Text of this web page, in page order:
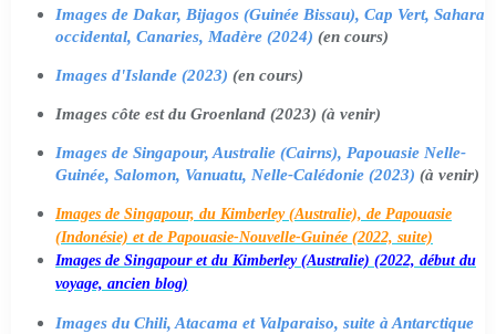
Images de Dakar, Bijagos (Guinée Bissau), Cap Vert, Sahara
occidental, Canaries, Madère (2024) (en cours)
Images d'Islande (2023) (en cours)
Images côte est du Groenland (2023) (à venir)
Images de Singapour, Australie (Cairns), Papouasie Nelle-
Guinée, Salomon, Vanuatu, Nelle-Calédonie (2023) (à venir)
Images de Singapour, du Kimberley (Australie), de Papouasie
(Indonésie) et de Papouasie-Nouvelle-Guinée (2022, suite)
Images de Singapour et du Kimberley (Australie) (2022, début du
voyage, ancien blog)
Images du Chili, Atacama et Valparaiso, suite à Antarctique